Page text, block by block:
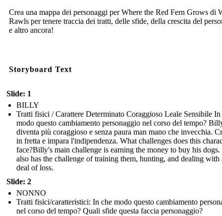
Crea una mappa dei personaggi per Where the Red Fern Grows di
Rawls per tenere traccia dei tratti, delle sfide, della crescita del
e altro ancora!
Storyboard Text
Slide: 1
BILLY
Tratti fisici / Carattere Determinato Coraggioso Leale Sensibile In
modo questo cambiamento personaggio nel corso del tempo?
diventa più coraggioso e senza paura man mano che invecchia.
in fretta e impara l'indipendenza. What challenges does this
face? Billy's main challenge is earning the money to buy his dogs.
also has the challenge of training them, hunting, and dealing with
deal of loss.
Slide: 2
NONNO
Tratti fisici/caratteristici: In che modo questo cambiamento
nel corso del tempo? Quali sfide questa faccia personaggio?